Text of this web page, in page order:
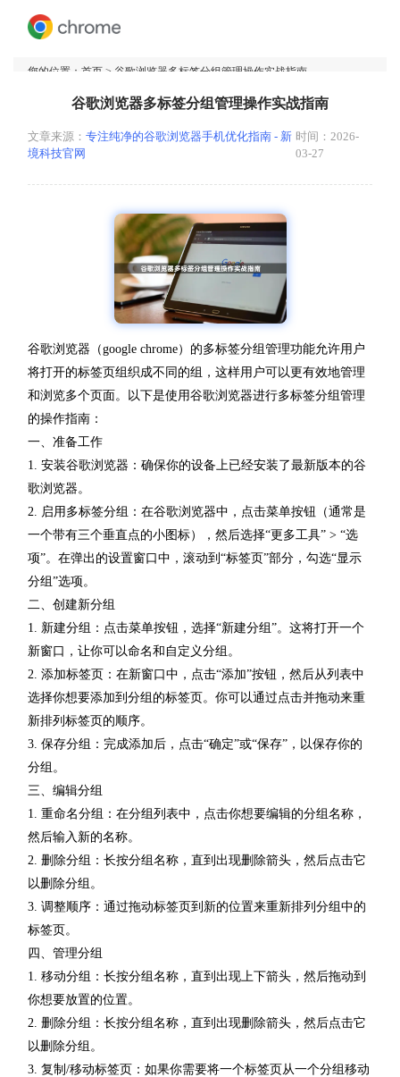
您的位置： 首页 > 谷歌浏览器多标签分组管理操作实战指南
谷歌浏览器多标签分组管理操作实战指南
文章来源： 专注纯净的谷歌浏览器手机优化指南 - 新
境科技官网
时间：2026-
03-27
谷歌浏览器（google chrome）的多标签分组管理功能允许用户
将打开的标签页组织成不同的组，这样用户可以更有效地管理
和浏览多个页面。以下是使用谷歌浏览器进行多标签分组管理
的操作指南：
一、准备工作
1. 安装谷歌浏览器：确保你的设备上已经安装了最新版本的谷
歌浏览器。
2. 启用多标签分组：在谷歌浏览器中，点击菜单按钮（通常是
一个带有三个垂直点的小图标），然后选择“更多工具” > “选
项”。在弹出的设置窗口中，滚动到“标签页”部分，勾选“显示
分组”选项。
二、创建新分组
1. 新建分组：点击菜单按钮，选择“新建分组”。这将打开一个
新窗口，让你可以命名和自定义分组。
2. 添加标签页：在新窗口中，点击“添加”按钮，然后从列表中
选择你想要添加到分组的标签页。你可以通过点击并拖动来重
新排列标签页的顺序。
3. 保存分组：完成添加后，点击“确定”或“保存”，以保存你的
分组。
三、编辑分组
1. 重命名分组：在分组列表中，点击你想要编辑的分组名称，
然后输入新的名称。
2. 删除分组：长按分组名称，直到出现删除箭头，然后点击它
以删除分组。
3. 调整顺序：通过拖动标签页到新的位置来重新排列分组中的
标签页。
四、管理分组
1. 移动分组：长按分组名称，直到出现上下箭头，然后拖动到
你想要放置的位置。
2. 删除分组：长按分组名称，直到出现删除箭头，然后点击它
以删除分组。
3. 复制/移动标签页：如果你需要将一个标签页从一个分组移动